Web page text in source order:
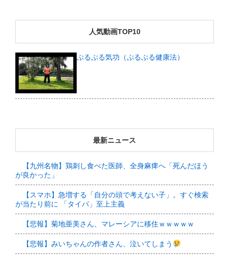
人気動画TOP10
ぷるぷる気功（ぷるぷる健康法）
最新ニュース
【九州名物】鶏刺し食べた医師、全身麻痺へ「死んだほう
が良かった」
【スマホ】急増する「自分の頭で考えない子」。すぐ検索
が当たり前に 「タイパ」至上主義
【悲報】菊地亜美さん、マレーシアに移住ｗｗｗｗｗ
【悲報】みいちゃんの作者さん、泣いてしまう